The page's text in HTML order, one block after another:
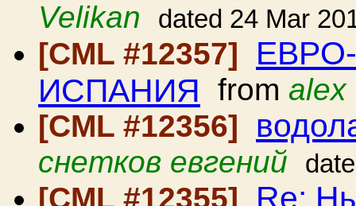
Velikan dated 24 Mar
[CML #12357]
ИСПАНИЯ from alex
[CML #12356]
снетков евгений
[CML #12355] Re: